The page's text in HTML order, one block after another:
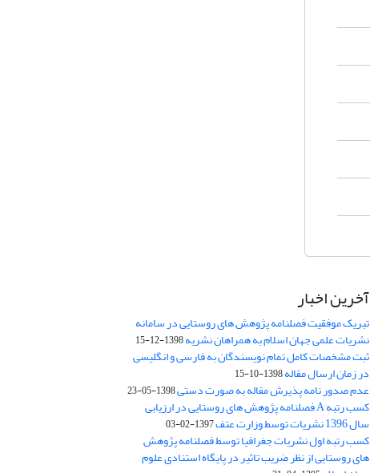
آخرین اخبار
تبریک موفقیت فصلنامه پژوهش های روستایی در سامانه
نشریات علمی جهان اسلام به همراهان نشریه1398-12-15
ثبت مشخصات کامل تمام نویسندگان به فارسی و انگلیسی
در زمان ارسال مقاله1398-10-15
عدم صدور نامه پذیرش مقاله به صورت دستی1398-05-23
کسب رتبه A فصلنامه پژوهش های روستایی در ارزیابی
سال 1396 نشریات توسط وزارت عتف 1397-02-03
کسب رتبه اول نشریات جغرافیا توسط فصلنامه پژوهش
های روستایی از نظر ضریب تاثیر در پایگاه استنادی علوم